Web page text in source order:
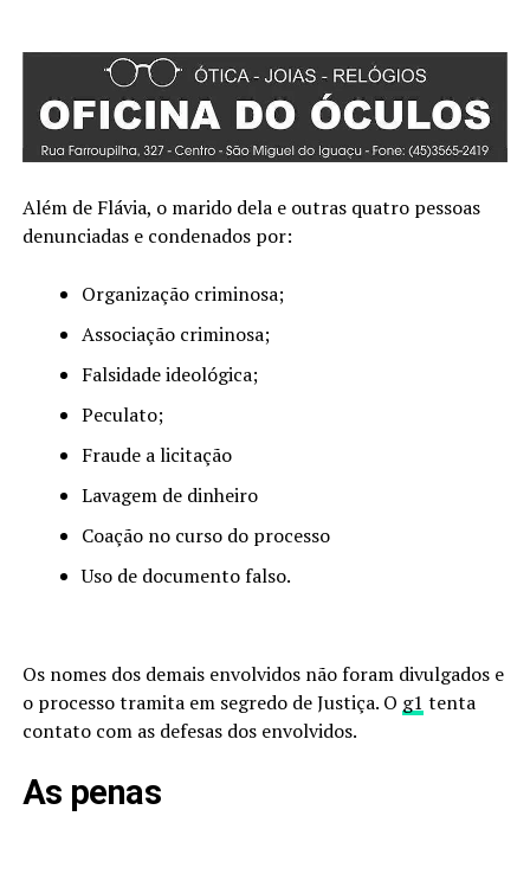
Além de Flávia, o marido dela e outras quatro pessoas
denunciadas e condenados por:
Organização criminosa;
Associação criminosa;
Falsidade ideológica;
Peculato;
Fraude a licitação
Lavagem de dinheiro
Coação no curso do processo
Uso de documento falso.
Os nomes dos demais envolvidos não foram divulgados e
o processo tramita em segredo de Justiça. O g1 tenta
contato com as defesas dos envolvidos.
As penas